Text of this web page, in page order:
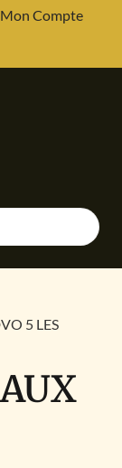
Mon Compte
5 LES